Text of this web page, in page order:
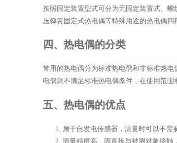
按照固定装置型式可分为无固定装置式、
压弹簧固定式热电偶等特殊用途的热电偶四
四、热电偶的分类
常用的热电偶分为标准热电偶和非标准热
电偶则不满足标准热电偶条件，在使用范
五、热电偶的优点
属于自发电传感器，测量时可以不需
测量精度高，因直接与被测对象接触